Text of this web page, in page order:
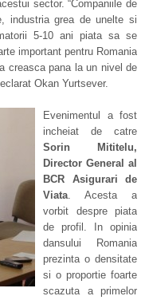
sector. “Companiile de
industria grea de unelte si
5-10 ani piata sa se
important pentru Romania
creasca pana la un nivel de
Okan Yurtsever.
Evenimentul a fost
incheiat de catre
Sorin Mititelu,
Director General al
BCR Asigurari de
Viata. Acesta a
vorbit despre piata
de profil. In opinia
dansului Romania
prezinta o densitate
si o proportie foarte
scazuta a primelor